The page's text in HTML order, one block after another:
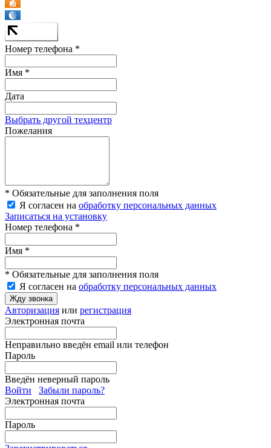
Номер телефона *
Имя *
Дата
Выбрать другой техцентр
Пожелания
* Обязательные для заполнения поля
Я согласен на обработку персональных данных
Записаться на установку
Номер телефона *
Имя *
* Обязательные для заполнения поля
Я согласен на обработку персональных данных
Жду звонка
Авторизация или регистрация
Электронная почта
Неправильно введён email или телефон
Пароль
Введён неверный пароль
Войти
Забыли пароль?
Электронная почта
Пароль